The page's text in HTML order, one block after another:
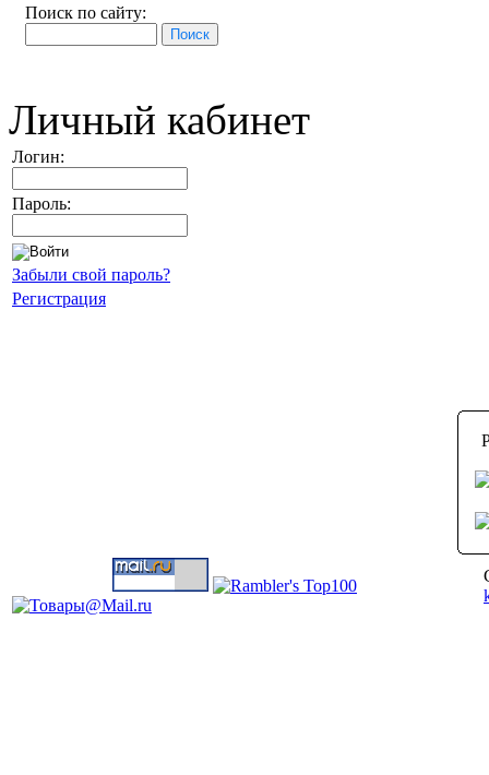
Поиск по сайту:
Личный кабинет
Логин:
Пароль:
Забыли свой пароль?
Регистрация